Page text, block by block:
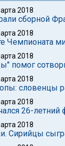
2018
сборной
2018
Чемпионата
2018
помог
2018
словенцы
2018
26-летний
2018
Сирийцы